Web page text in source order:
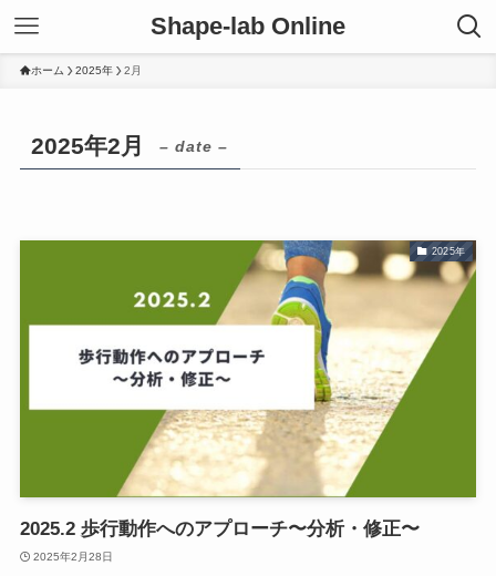
Shape-lab Online
ホーム 2025年 2月
2025年2月 – date –
2025年
2025.2 歩行動作へのアプローチ〜分析・修正〜
2025年2月28日